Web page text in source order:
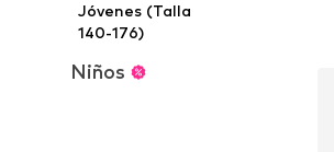
Jóvenes (Talla
140-176)
Niños